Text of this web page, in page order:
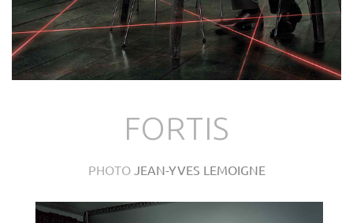
FORTIS
PHOTO JEAN-YVES LEMOIGNE